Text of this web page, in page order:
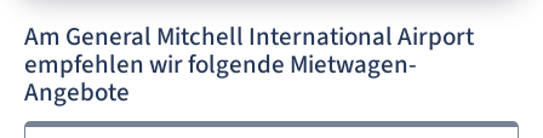
Am General Mitchell International Airport
empfehlen wir folgende Mietwagen-
Angebote